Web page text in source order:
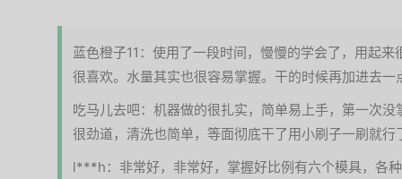
蓝色橙子11：使用了一段时间，慢慢的学会了，用起
很喜欢。水量其实也很容易掌握。干的时候再加进去
吃马儿去吧：机器做的很扎实，简单易上手，第一次
很劲道，清洗也简单，等面彻底干了用小刷子一刷就行
l***h：非常好，非常好，掌握好比例有六个模具，各